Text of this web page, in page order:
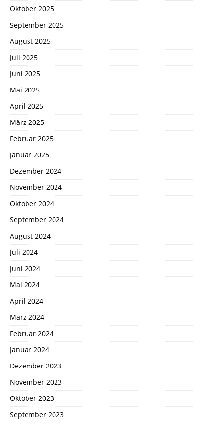
Oktober 2025
September 2025
August 2025
Juli 2025
Juni 2025
Mai 2025
April 2025
März 2025
Februar 2025
Januar 2025
Dezember 2024
November 2024
Oktober 2024
September 2024
August 2024
Juli 2024
Juni 2024
Mai 2024
April 2024
März 2024
Februar 2024
Januar 2024
Dezember 2023
November 2023
Oktober 2023
September 2023